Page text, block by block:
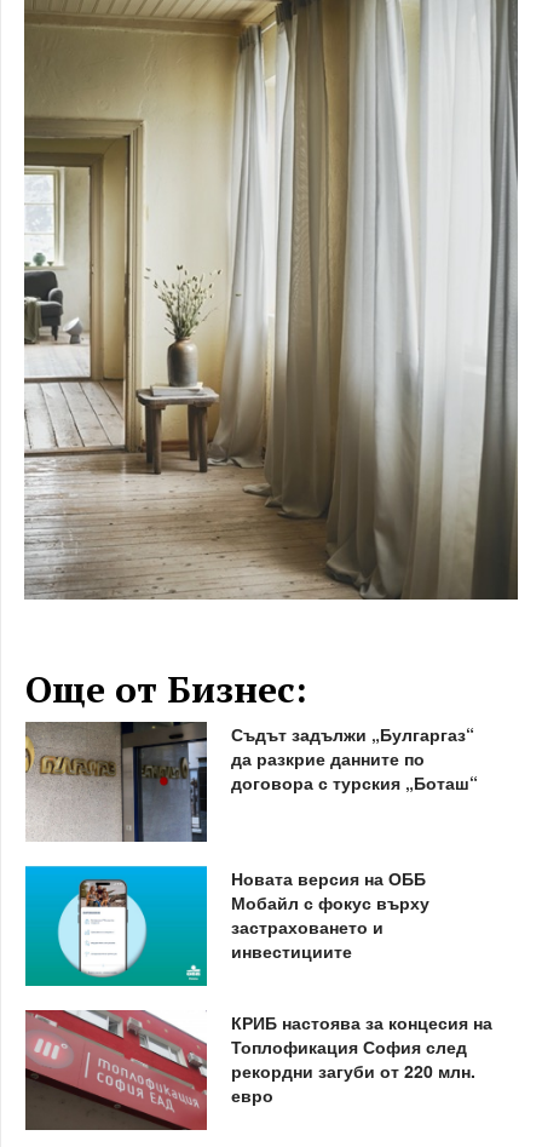
Още от Бизнес:
Съдът задължи „Булгаргаз“
да разкрие данните по
договора с турския „Боташ“
Новата версия на ОББ
Мобайл с фокус върху
застраховането и
инвестициите
КРИБ настоява за концесия на
Топлофикация София след
рекордни загуби от 220 млн.
евро